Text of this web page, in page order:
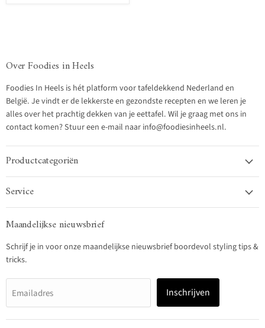
Over Foodies in Heels
Foodies In Heels is hét platform voor tafeldekkend Nederland en
België. Je vindt er de lekkerste en gezondste recepten en we leren je
alles over het prachtig dekken van je eettafel. Wil je graag met ons in
contact komen? Stuur een e-mail naar info@foodiesinheels.nl.
Productcategoriën
Service
Maandelijkse nieuwsbrief
Schrijf je in voor onze maandelijkse nieuwsbrief boordevol styling tips &
tricks.
Emailadres Inschrijven